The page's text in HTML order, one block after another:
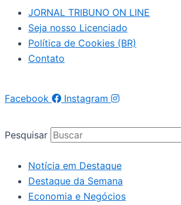
JORNAL TRIBUNO ON LINE
Seja nosso Licenciado
Política de Cookies (BR)
Contato
Facebook Instagram
Pesquisar
Notícia em Destaque
Destaque da Semana
Economia e Negócios